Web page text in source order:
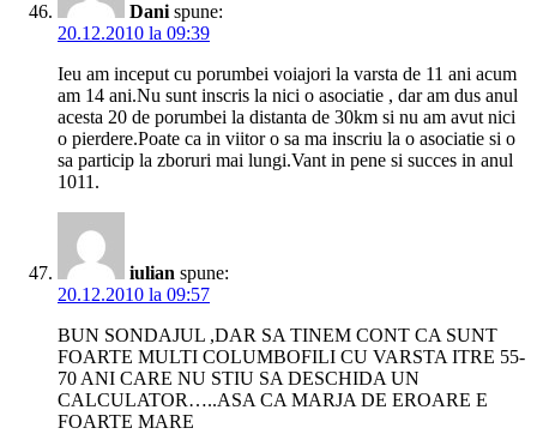
Dani spune:
20.12.2010 la 09:39
Ieu am inceput cu porumbei voiajori la varsta de 11 ani acum
am 14 ani.Nu sunt inscris la nici o asociatie , dar am dus anul
acesta 20 de porumbei la distanta de 30km si nu am avut nici
o pierdere.Poate ca in viitor o sa ma inscriu la o asociatie si o
sa particip la zboruri mai lungi.Vant in pene si succes in anul
1011.
iulian spune:
20.12.2010 la 09:57
BUN SONDAJUL ,DAR SA TINEM CONT CA SUNT
FOARTE MULTI COLUMBOFILI CU VARSTA ITRE 55-
70 ANI CARE NU STIU SA DESCHIDA UN
CALCULATOR…..ASA CA MARJA DE EROARE E
FOARTE MARE